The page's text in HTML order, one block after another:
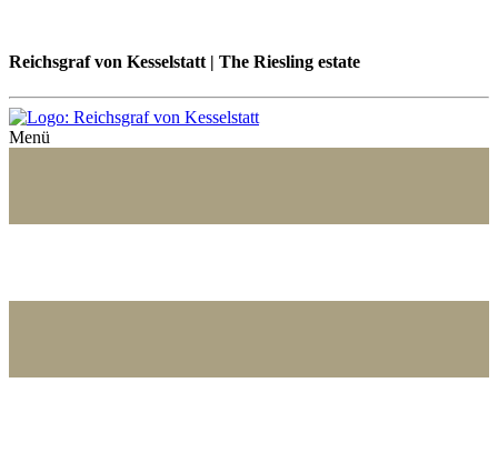
Reichsgraf von Kesselstatt | The Riesling estate
Menü